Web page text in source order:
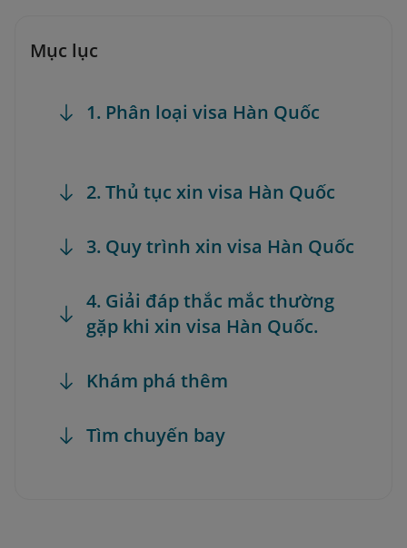
Mục lục
1. Phân loại visa Hàn Quốc
2. Thủ tục xin visa Hàn Quốc
3. Quy trình xin visa Hàn Quốc
4. Giải đáp thắc mắc thường
gặp khi xin visa Hàn Quốc.
Khám phá thêm
Tìm chuyến bay